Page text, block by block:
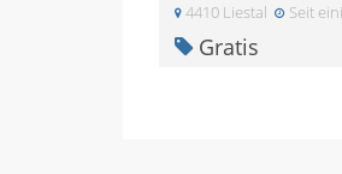
4410 Liestal Seit
Gratis